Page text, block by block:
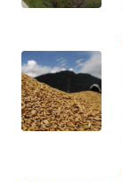
TENGAH
WN DELI
SERDANG